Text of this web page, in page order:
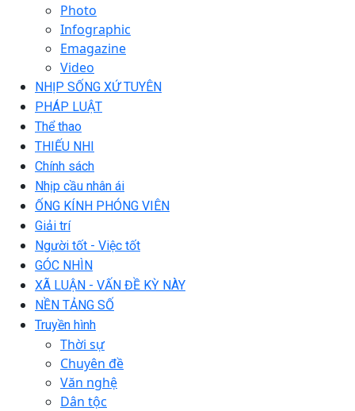
Photo
Infographic
Emagazine
Video
NHỊP SỐNG XỨ TUYÊN
PHÁP LUẬT
Thể thao
THIẾU NHI
Chính sách
Nhịp cầu nhân ái
ỐNG KÍNH PHÓNG VIÊN
Giải trí
Người tốt - Việc tốt
GÓC NHÌN
XÃ LUẬN - VẤN ĐỀ KỲ NÀY
NỀN TẢNG SỐ
Truyền hình
Thời sự
Chuyên đề
Văn nghệ
Dân tộc